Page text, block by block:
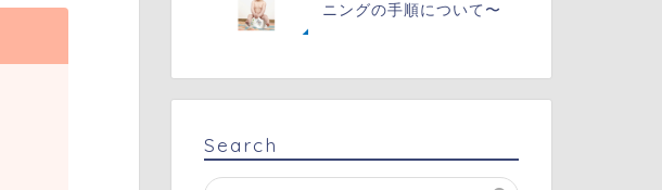
ニングの手順について〜
Search